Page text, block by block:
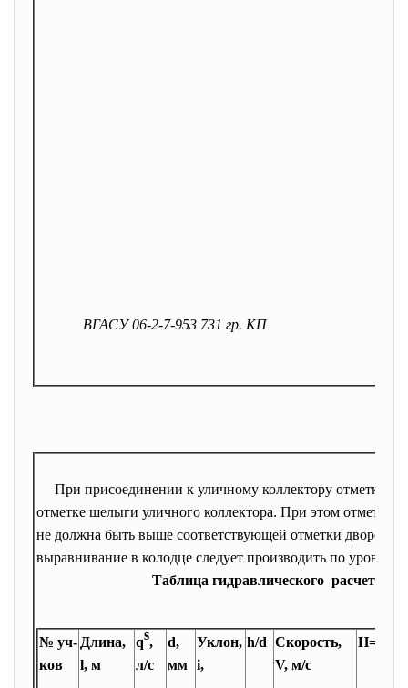
ВГАСУ 06-2-7-953 731 гр. КП
При присоединении к уличному коллектору отметка
отметке шелыги уличного коллектора. При этом отметка
не должна быть выше соответствующей отметки
выравнивание в колодце следует производить по уровню
Таблица гидравлического расчета
№ уч-
ков
Длина,
l, м
qs,
л/с
d,
мм
Уклон,
i,
h/d Скорость,
V, м/с
H=i*l